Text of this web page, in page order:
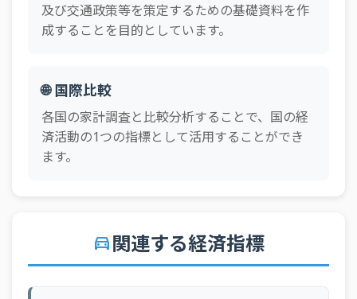
及び交通政策等を策定するための基礎資料を作
成することを目的としています。
🌐 国際比較
各国の家計調査と比較分析することで、国の経
済活動の1つの指標として活用することができ
ます。
directions_car関連する経済指標